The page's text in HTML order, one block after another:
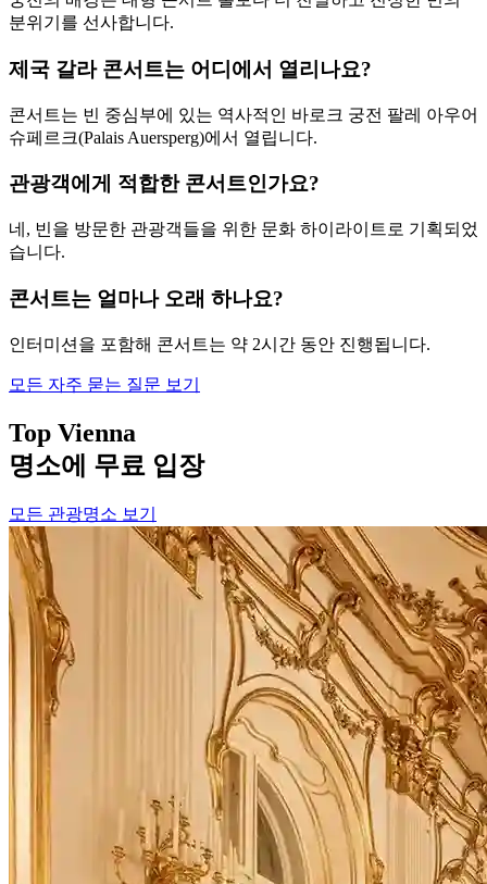
분위기를 선사합니다.
제국 갈라 콘서트는 어디에서 열리나요?
콘서트는 빈 중심부에 있는 역사적인 바로크 궁전 팔레 아우어
슈페르크(Palais Auersperg)에서 열립니다.
관광객에게 적합한 콘서트인가요?
네, 빈을 방문한 관광객들을 위한 문화 하이라이트로 기획되었
습니다.
콘서트는 얼마나 오래 하나요?
인터미션을 포함해 콘서트는 약 2시간 동안 진행됩니다.
모든 자주 묻는 질문 보기
Top Vienna
명소에 무료 입장
모든 관광명소 보기